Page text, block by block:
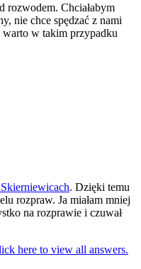
rozwodem. Chciałabym
nie chce spędzać z nami
warto w takim przypadku
. Dzięki temu
rozpraw. Ja miałam mniej
na rozprawie i czuwał
here to view all answers.